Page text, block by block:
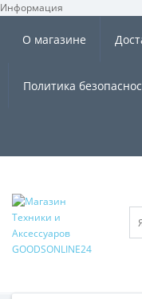
Информация
О магазине
Политика